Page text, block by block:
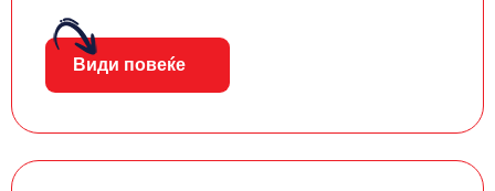
Види повеќе